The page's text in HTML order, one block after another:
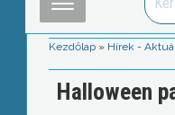
Kezdőlap » Hírek -
Halloween